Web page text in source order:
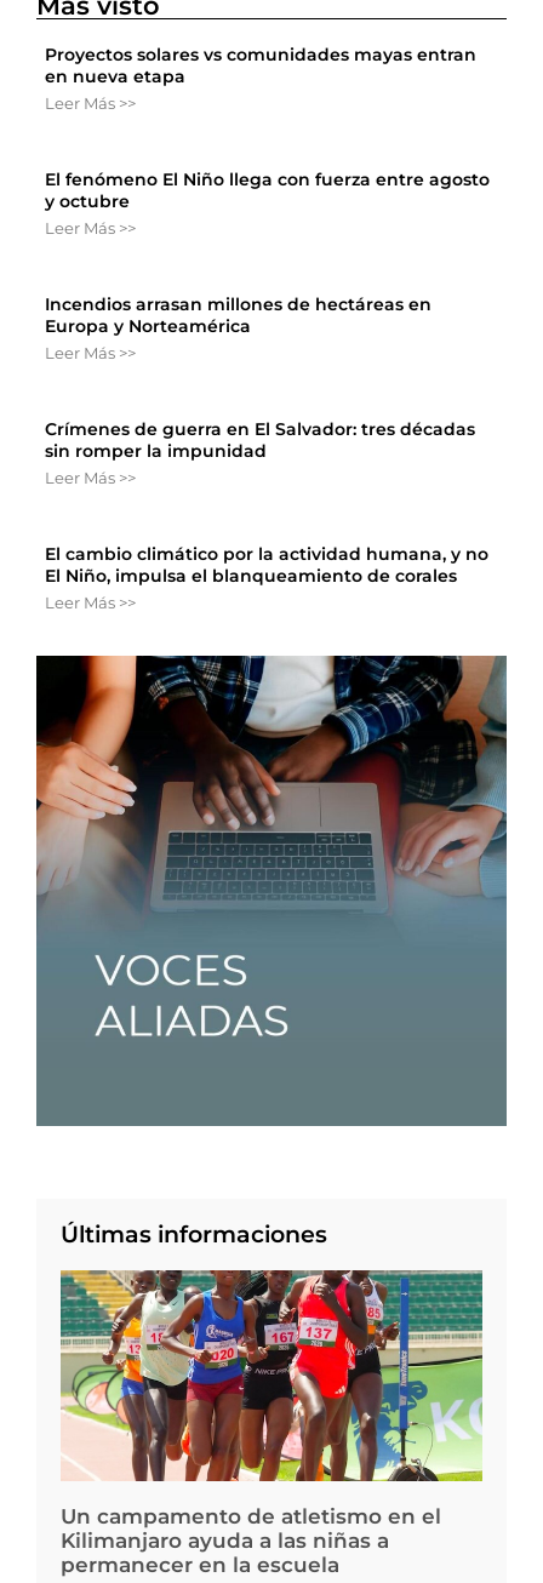
Proyectos solares vs comunidades mayas entran
en nueva etapa
Leer Más >>
El fenómeno El Niño llega con fuerza entre agosto
y octubre
Leer Más >>
Incendios arrasan millones de hectáreas en
Europa y Norteamérica
Leer Más >>
Crímenes de guerra en El Salvador: tres décadas
sin romper la impunidad
Leer Más >>
El cambio climático por la actividad humana, y no
El Niño, impulsa el blanqueamiento de corales
Leer Más >>
Últimas informaciones
Un campamento de atletismo en el
Kilimanjaro ayuda a las niñas a
permanecer en la escuela